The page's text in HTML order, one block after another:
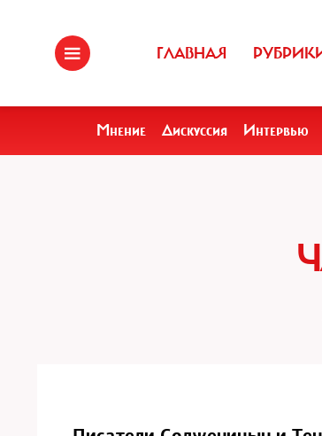
ГЛАВНАЯ
Мнение Дискуссия Интервью